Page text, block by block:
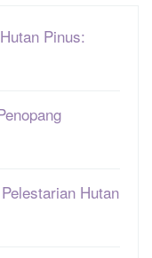
Pinus:
Hutan